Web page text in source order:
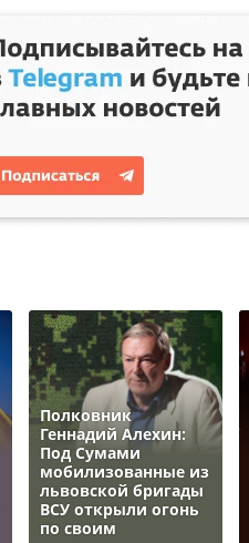
Полковник
Геннадий Алехин:
Под Сумами
мобилизованные из
львовской бригады
ВСУ открыли огонь
по своим